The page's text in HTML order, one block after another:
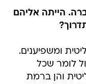
הייתה אליהם
ומשפיענים.
לומר שכל
והן ברמת